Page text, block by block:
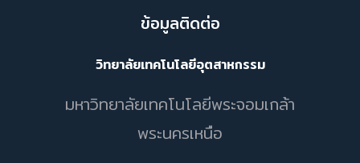
ข้อมูลติดต่อ
วิทยาลัยเทคโนโลยีอุตสาหกรรม
มหาวิทยาลัยเทคโนโลยีพระจอมเกล้า
พระนครเหนือ